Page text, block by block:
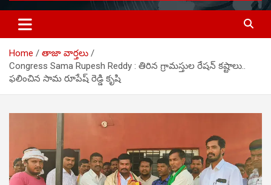
SIRA NEWS
Telugu Online News Daily
Home
తాజా వార్తలు
Congress Sama Rupesh Reddy : తిరిన గ్రామ‌స్తుల రేష‌న్ క‌ష్టాలు..
ఫలించిన సామ రూపేష్ రెడ్డి కృషి